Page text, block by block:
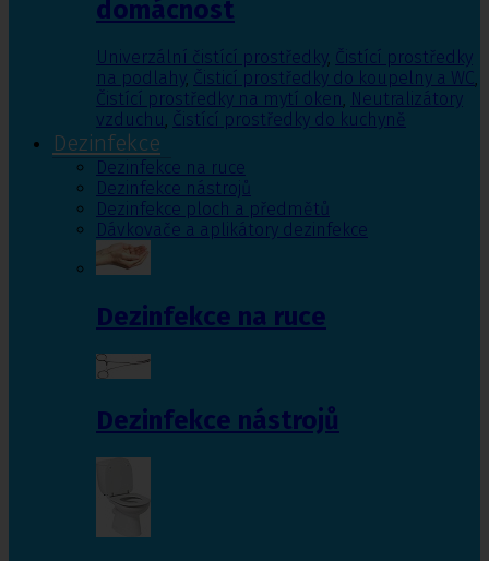
domácnost
Univerzální čistící prostředky, Čistící prostředky
na podlahy, Čisticí prostředky do koupelny a WC,
Čistící prostředky na mytí oken, Neutralizátory
vzduchu, Čistící prostředky do kuchyně
Dezinfekce
Dezinfekce na ruce
Dezinfekce nástrojů
Dezinfekce ploch a předmětů
Dávkovače a aplikátory dezinfekce
Dezinfekce na ruce
Dezinfekce nástrojů